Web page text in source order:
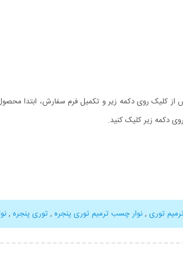
کلیک روی دکمه زیر و تکمیل فرم سفارش، ابتدا
دکمه زیر کلیک کنید.
توری ,نوار چسب ترمیم توری پنجره , توری پنجره ,